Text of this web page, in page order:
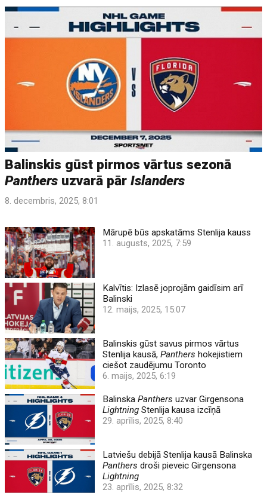
Balinskis gūst pirmos vārtus sezonā
Panthers uzvarā pārIslanders
8. decembris, 2025, 8:01
Mārupē būs apskatāms Stenlija kauss
11. augusts, 2025, 7:59
Kalvītis: Izlasē joprojām gaidīsim arī
Balinski
12. maijs, 2025, 15:07
Balinskis gūst savus pirmos vārtus
Stenlija kausā,Panthers hokejistiem
ciešot zaudējumu Toronto
6. maijs, 2025, 6:19
BalinskaPanthers uzvar Girgensona
Lightning Stenlija kausa izcīņā
29. aprīlis, 2025, 8:40
Latviešu debijā Stenlija kausā Balinska
Panthers droši pieveic Girgensona
Lightning
23. aprīlis, 2025, 8:32